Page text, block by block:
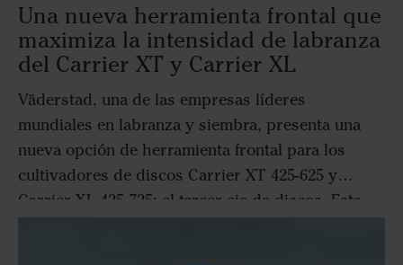
Una nueva herramienta frontal que
maximiza la intensidad de labranza
del Carrier XT y Carrier XL
Väderstad, una de las empresas líderes
mundiales en labranza y siembra, presenta una
nueva opción de herramienta frontal para los
cultivadores de discos Carrier XT 425-625 y
Carrier XL 425-725: el tercer eje de discos. Este